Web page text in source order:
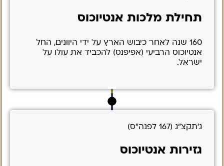
תחילת מלכות אנטיוכוס
160 שנה לאחר כיבוש הארץ על ידי היוונים, החל
אנטיוכוס הרביעי (אפיפנס) להכביד את עולו על
ישראל.
ג’תקצ”ג (167 לפנה”ס)
גזירות אנטיוכוס